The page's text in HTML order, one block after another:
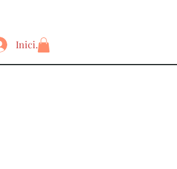
Iniciar sesión